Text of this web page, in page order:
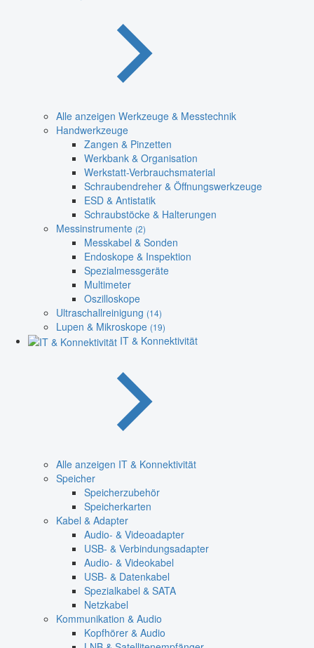
Alle anzeigen Werkzeuge & Messtechnik
Handwerkzeuge
Zangen & Pinzetten
Werkbank & Organisation
Werkstatt-Verbrauchsmaterial
Schraubendreher & Öffnungswerkzeuge
ESD & Antistatik
Schraubstöcke & Halterungen
Messinstrumente (2)
Messkabel & Sonden
Endoskope & Inspektion
Spezialmessgeräte
Multimeter
Oszilloskope
Ultraschallreinigung (14)
Lupen & Mikroskope (19)
IT & Konnektivität
Alle anzeigen IT & Konnektivität
Speicher
Speicherzubehör
Speicherkarten
Kabel & Adapter
Audio- & Videoadapter
USB- & Verbindungsadapter
Audio- & Videokabel
USB- & Datenkabel
Spezialkabel & SATA
Netzkabel
Kommunikation & Audio
Kopfhörer & Audio